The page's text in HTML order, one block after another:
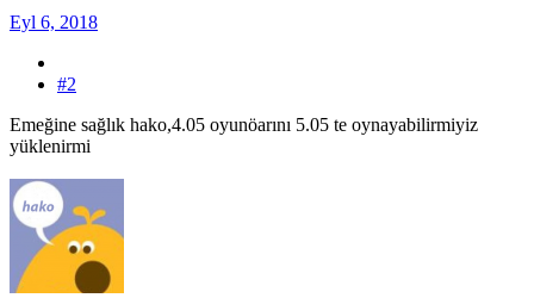
Eyl 6, 2018
#2
Emeğine sağlık hako,4.05 oyunöarını 5.05 te oynayabilirmiyiz
yüklenirmi